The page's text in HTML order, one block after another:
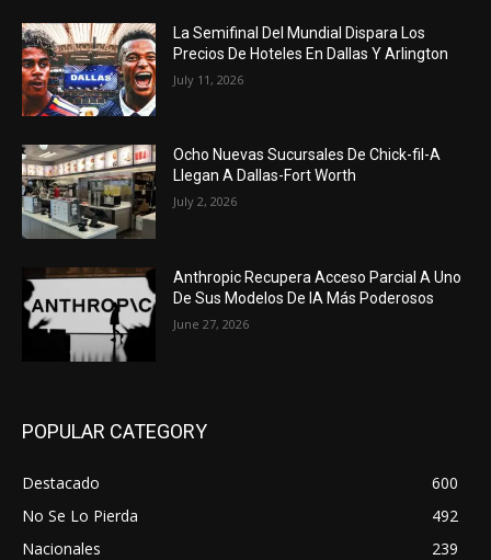
La Semifinal Del Mundial Dispara Los
Precios De Hoteles En Dallas Y Arlington
July 11, 2026
Ocho Nuevas Sucursales De Chick-fil-A
Llegan A Dallas-Fort Worth
July 2, 2026
Anthropic Recupera Acceso Parcial A Uno
De Sus Modelos De IA Más Poderosos
June 27, 2026
POPULAR CATEGORY
Destacado
600
No Se Lo Pierda
492
Nacionales
239